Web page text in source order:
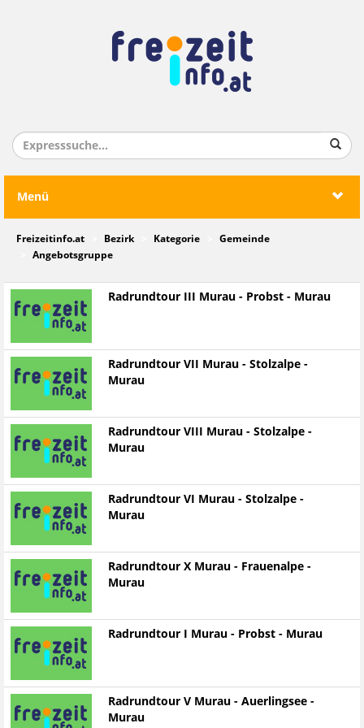
Menü
Freizeitinfo.at Bezirk Kategorie
Gemeinde
Angebotsgruppe
Radrundtour III Murau - Probst - Murau
Radrundtour VII Murau - Stolzalpe -
Murau
Radrundtour VIII Murau - Stolzalpe -
Murau
Radrundtour VI Murau - Stolzalpe -
Murau
Radrundtour X Murau - Frauenalpe -
Murau
Radrundtour I Murau - Probst - Murau
Radrundtour V Murau - Auerlingsee -
Murau